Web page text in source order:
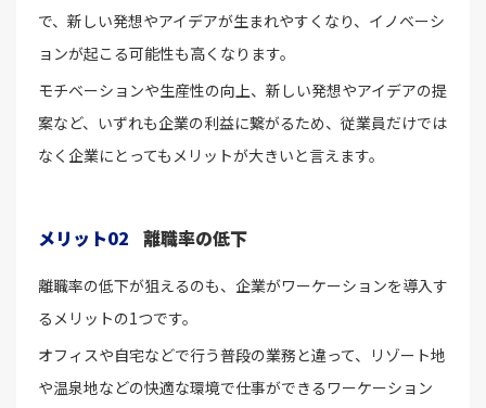
で、新しい発想やアイデアが生まれやすくなり、イノベーシ
ョンが起こる可能性も高くなります。
モチベーションや生産性の向上、新しい発想やアイデアの提
案など、いずれも企業の利益に繋がるため、従業員だけでは
なく企業にとってもメリットが大きいと言えます。
メリット02 離職率の低下
離職率の低下が狙えるのも、企業がワーケーションを導入す
るメリットの1つです。
オフィスや自宅などで行う普段の業務と違って、リゾート地
や温泉地などの快適な環境で仕事ができるワーケーション